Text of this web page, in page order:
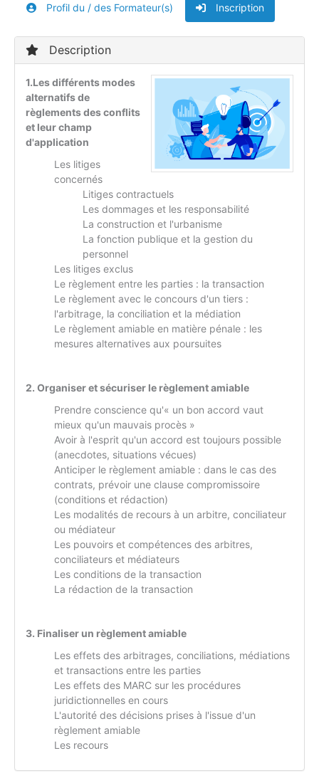
Profil du / des Formateur(s) Inscription
Description
1.Les différents modes
alternatifs de
règlements des conflits
et leur champ
d'application
Les litiges
concernés
Litiges contractuels
Les dommages et les responsabilité
La construction et l'urbanisme
La fonction publique et la gestion du
personnel
Les litiges exclus
Le règlement entre les parties : la transaction
Le règlement avec le concours d'un tiers :
l'arbitrage, la conciliation et la médiation
Le règlement amiable en matière pénale : les
mesures alternatives aux poursuites
2. Organiser et sécuriser le règlement amiable
Prendre conscience qu'« un bon accord vaut
mieux qu'un mauvais procès »
Avoir à l'esprit qu'un accord est toujours possible
(anecdotes, situations vécues)
Anticiper le règlement amiable : dans le cas des
contrats, prévoir une clause compromissoire
(conditions et rédaction)
Les modalités de recours à un arbitre, conciliateur
ou médiateur
Les pouvoirs et compétences des arbitres,
conciliateurs et médiateurs
Les conditions de la transaction
La rédaction de la transaction
3. Finaliser un règlement amiable
Les effets des arbitrages, conciliations, médiations
et transactions entre les parties
Les effets des MARC sur les procédures
juridictionnelles en cours
L'autorité des décisions prises à l'issue d'un
règlement amiable
Les recours